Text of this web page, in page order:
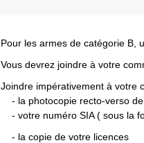
Pour les armes de catégorie B,
Vous devrez joindre à votre
Joindre impérativement à votre
- la photocopie recto-verso
- votre numéro SIA ( sous la
- la copie de votre licences